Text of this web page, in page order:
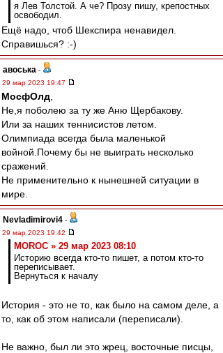
я Лев Толстой. А че? Прозу пишу, крепостных
освободил.
Ещё надо, чтоб Шекспира ненавидел.
Справишься? :-)
авоська -
29 мар 2023 19:47
МосфОлд
Не,я поболею за ту же Аню Щербакову.
Или за наших теннисистов летом.
Олимпиада всегда была маленькой
войной.Почему бы не выиграть несколько
сражений.
Не применительно к нынешней ситуации в
мире.
Nevladimirovi4 -
29 мар 2023 19:42
MOROC » 29 мар 2023 08:10
Историю всегда кто-то пишет, а потом кто-то
переписывает.
Вернуться к началу
История - это не то, как было на самом деле, а
то, как об этом написали (переписали).
Не важно, был ли это жрец, восточные писцы,